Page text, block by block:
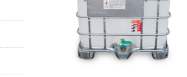
Tällä
tuotteella
on